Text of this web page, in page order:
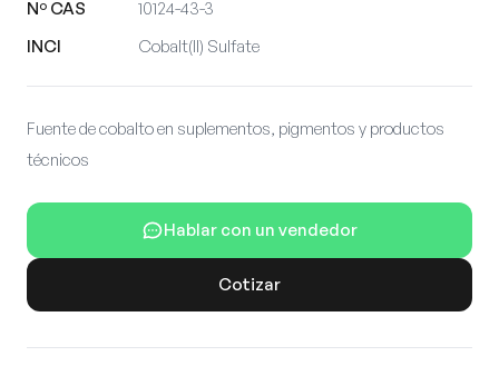
Nº CAS
10124-43-3
INCI
Cobalt(II) Sulfate
Fuente de cobalto en suplementos, pigmentos y productos
técnicos
Hablar con un vendedor
Cotizar